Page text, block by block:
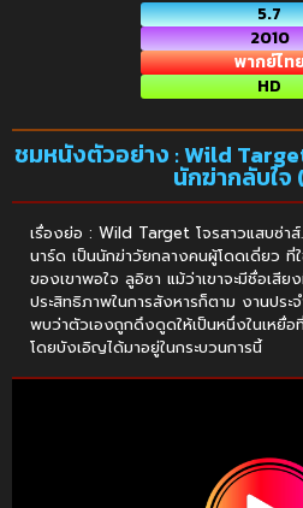
5.7
2010
พากย์ไท
HD
ชมหนังตัวอย่าง : Wild
นักฆ่ากลับใจ
เรื่องย่อ : Wild Target โจรสาวแสบซ่าส์
นาร์ด เป็นนักฆ่าวัยกลางคนผู้โดดเดี่ยว ที่
ของเขาพอใจ ลูอิซา แม้ว่าเขาจะมีชื่อเสีย
ประสิทธิภาพในการสังหารก็ตาม งานประ
พบว่าตัวเองถูกดึงดูดให้เป็นหนึ่งในเหยื่อ
โดยบังเอิญได้มาอยู่ในกระบวนการนี้